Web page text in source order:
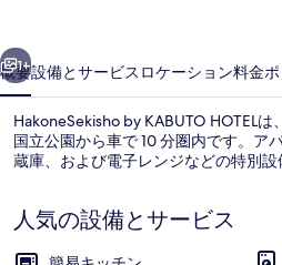
ギ
ャ
ラ
リ
1+
概要設備とサービス ロケーション料金
HakoneSekisho by KABUTO HOTEL
国立公園から車で 10 分圏内です。ア
蔵庫、および電子レンジなどの特別設
人気の設備とサービス